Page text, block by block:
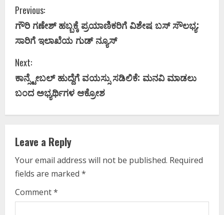
C
o
n
t
i
n
u
e
R
e
Previous:
ಗೌರಿ ಗಣೇಶ್ ಹಬ್ಬಕ್ಕೆ ಪ್ರಯಾಣಿಕರಿಗೆ ವಿಶೇಷ ಬಸ್ ಸೌಲಭ್ಯ:
ಸಾರಿಗೆ ಇಲಾಖೆಯ ಗುಡ್ ನ್ಯೂಸ್
Next:
ಕಾನ್ಸ್ಟೇಬಲ್ ಹುದ್ದೆಗೆ ವಯಸ್ಸು ಸಡಿಲಿಕೆ: ಮನವಿ ಮಾಡಲು
ಬಂದ ಅಭ್ಯರ್ಥಿಗಳ ಆಕ್ರೋಶ
Leave a Reply
Your email address will not be published. Required
fields are marked *
Comment*